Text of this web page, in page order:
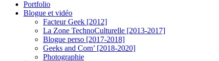
Menu
Portfolio
Blogue et vidéo
Facteur Geek [2012]
La Zone TechnoCulturelle [2013-2017]
Blogue perso [2017-2018]
Geeks and Com’ [2018-2020]
Photographie